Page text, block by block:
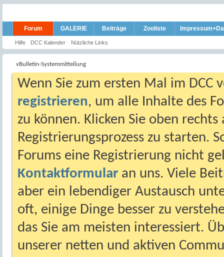
Forum
Hilfe DCC Kalender Nützliche Links
GALERIE Beiträge Zooliste
vBulletin-Systemmitteilung
Wenn Sie zum ersten Mal im DCC
registrieren, um alle Inhalte des
zu können. Klicken Sie oben
Registrierungsprozess zu starten.
Forums eine Registrierung nicht
Kontaktformular an uns. Viele
aber ein lebendiger Austausch
oft, einige Dinge besser zu
das Sie am meisten interessiert.
unserer netten und aktiven